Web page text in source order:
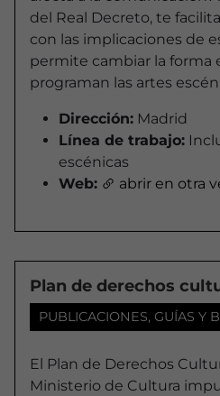
del Real Decreto, te
con las implicaciones de
permite cambiar la forma
programan las artes
Dirección: Madrid
Línea de trabajo:
escénicas
Web:
abrir en otra
Plan de derechos
PUBLICACIONES, GUÍAS Y
El Plan de Derechos
Ministerio de Cultura